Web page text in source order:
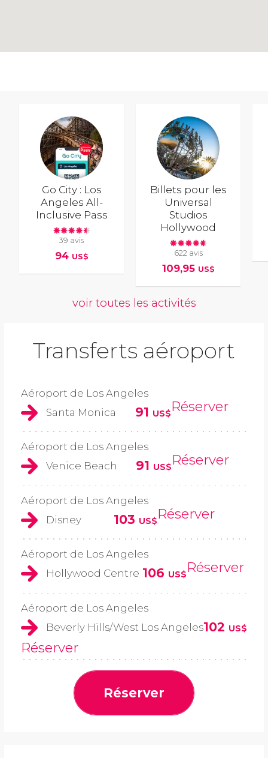
Go City : Los
Angeles All-
Inclusive Pass
39 avis
94 US$
Billets pour les
Universal
Studios
Hollywood
622 avis
109,95 US$
voir toutes les activités
Transferts aéroport
Aéroport de Los Angeles
Santa Monica
91 US$Réserver
Aéroport de Los Angeles
Venice Beach
91 US$Réserver
Aéroport de Los Angeles
Disney
103 US$Réserver
Aéroport de Los Angeles
Hollywood Centre 106 US$Réserver
Aéroport de Los Angeles
Beverly Hills/West Los Angeles102 US$
Réserver
Réserver